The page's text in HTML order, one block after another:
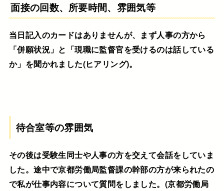
面接の回数、所要時間、雰囲気等
当日記入のカードはありませんが、まず人事の方から
「併願状況」と「現職に監督官を受けるのは話している
か」を聞かれました(ヒアリング)。
待合室等の雰囲気
その後は受験生同士や人事の方を交えて会話をしていま
した。途中で京都労働局監督課の幹部の方が来られたの
で私が仕事内容について質問をしました。(京都労働局